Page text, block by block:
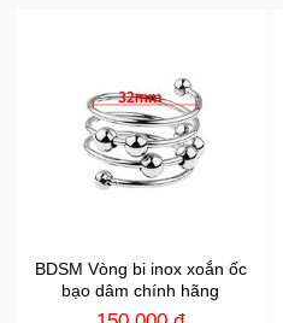
BDSM Vòng bi inox xoắn ốc
bạo dâm chính hãng